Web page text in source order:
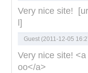
Very nice site!
l]
Guest (2011-12-05
Very nice site!
oo</a>